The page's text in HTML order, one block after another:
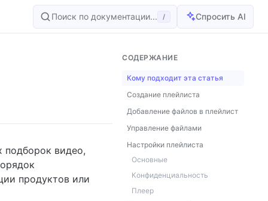
Поиск по документации... / Спросить AI
подборок видео,
продуктов или
СОДЕРЖАНИЕ
Кому подходит эта статья
Создание плейлиста
Добавление файлов в плейлист
Управление файлами
Настройки плейлиста
Основные
Конфиденциальность
Плеер